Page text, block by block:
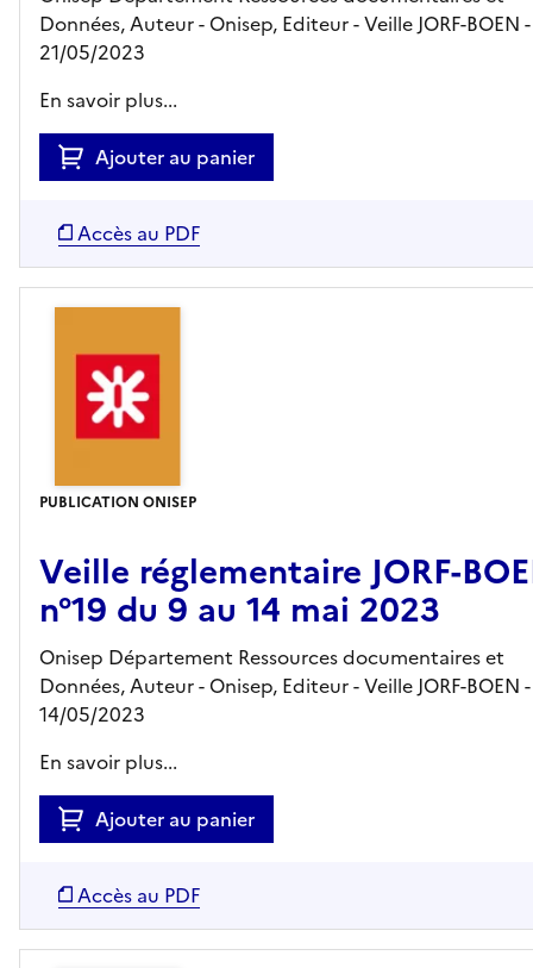
Données, Auteur - Onisep, Editeur- Veille JORF-BOEN -
21/05/2023
En savoir plus...
Ajouter au panier
Accès au PDF
PUBLICATION ONISEP
Veille réglementaire JORF-
n°19 du 9 au 14 mai 2023
Onisep Département Ressources documentaires et
Données, Auteur - Onisep, Editeur- Veille JORF-BOEN -
14/05/2023
En savoir plus...
Ajouter au panier
Accès au PDF